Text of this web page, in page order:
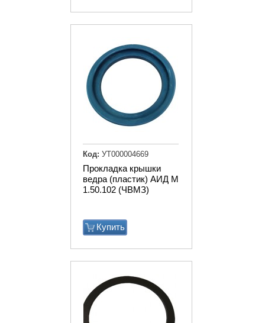
Прокладка крышки
ведра (пластик) АИД М
1.50.102 (ЧВМЗ)
Купить
Код: УТ000004669